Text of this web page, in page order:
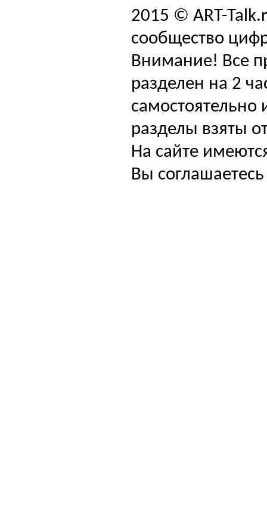
2015 © ART-
сообщество
Внимание! Все
разделен на 2
самостоятельно
разделы взяты
На сайте
Вы